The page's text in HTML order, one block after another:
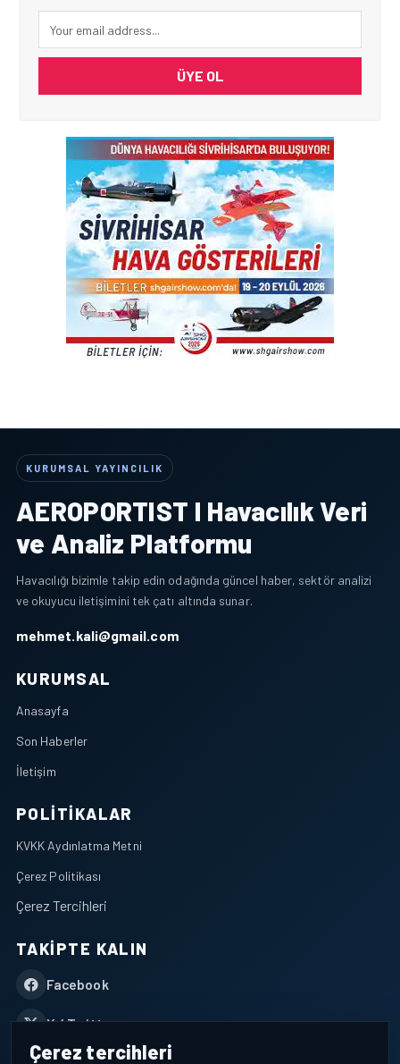
ÜYE OL
KURUMSAL YAYINCILIK
AEROPORTIST I Havacılık Veri
ve Analiz Platformu
Havacılığı bizimle takip edin odağında güncel haber, sektör analizi
ve okuyucu iletişimini tek çatı altında sunar.
mehmet.kali@gmail.com
KURUMSAL
Anasayfa
Son Haberler
İletişim
POLITIKALAR
KVKK Aydınlatma Metni
Çerez Politikası
Çerez Tercihleri
TAKIPTE KALIN
Facebook
X / Twitter
Çerez tercihleri